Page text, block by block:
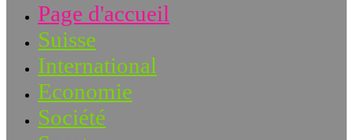
Page d'accueil
Suisse
International
Economie
Société